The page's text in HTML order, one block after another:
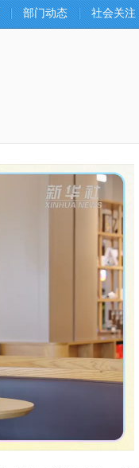
部门动态 社会关注